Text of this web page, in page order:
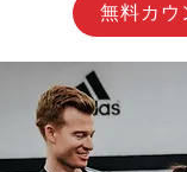
無料カウ